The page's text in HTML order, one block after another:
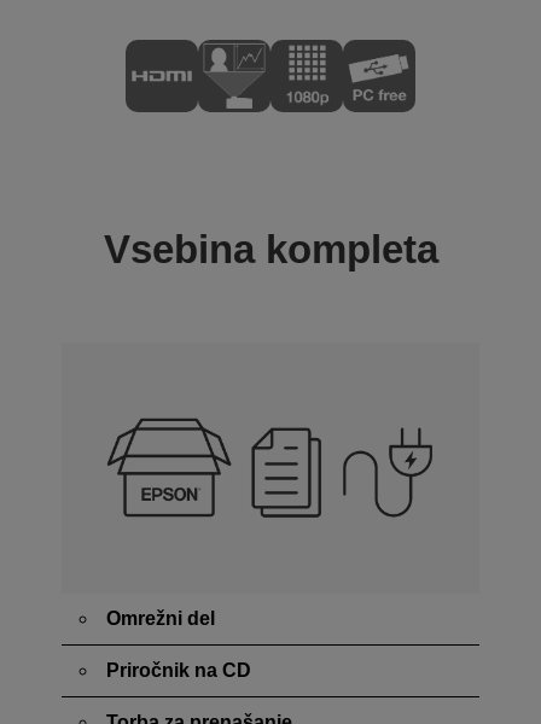
Vsebina kompleta
Omrežni del
Priročnik na CD